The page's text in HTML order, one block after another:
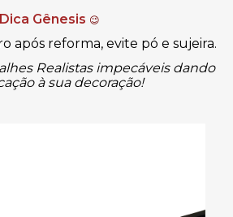
Dica Gênesis 😉
após reforma, evite pó e sujeira.
Realistas impecáveis dando
àsua decoração!